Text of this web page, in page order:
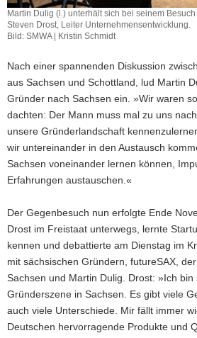
Martin Dulig (l.) unterhält sich bei seinem
Steven Drost, Leiter Unternehmensentwicklung.
Bild: SMWA | Kristin Schmidt
Nach einer spannenden Diskussion
aus Sachsen und Schottland, lud Martin
Gründer nach Sachsen ein. »Wir waren
dachten: Der Mann muss mal zu uns
unsere Gründerlandschaft
wir untereinander in den Austausch
Sachsen voneinander lernen können,
Erfahrungen austauschen.«
Der Gegenbesuch nun erfolgte Ende
Drost im Freistaat unterwegs, lernte
kennen und debattierte am Dienstag im
mit sächsischen Gründern, futureSAX,
Sachsen und Martin Dulig. Drost: »Ich
Gründerszene in Sachsen. Es gibt viele
auch viele Unterschiede. Mir fällt immer
Deutschen hervorragende Produkte und